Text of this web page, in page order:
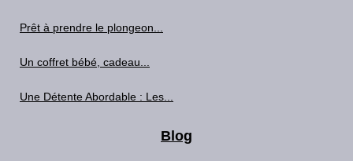
Prêt à prendre le plongeon...
Un coffret bébé, cadeau...
Une Détente Abordable : Les...
Blog